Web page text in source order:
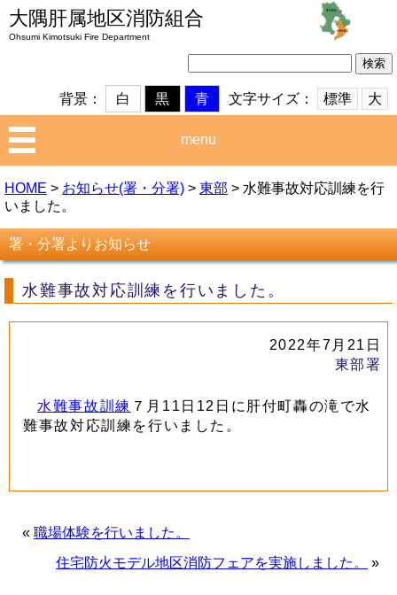
大隅肝属地区消防組合
Ohsumi Kimotsuki Fire Department
検
索:
文字サイズ：
標準 大
背景： 白 黒 青
menu
HOME > お知らせ(署・分署) > 東部 > 水難事故対応訓練を行
いました。
署・分署よりお知らせ
水難事故対応訓練を行いました。
2022年7月21日
東部署
水難事故訓練 ７月11日12日に肝付町轟の滝で水
難事故対応訓練を行いました。
« 職場体験を行いました。
住宅防火モデル地区消防フェアを実施しました。
»